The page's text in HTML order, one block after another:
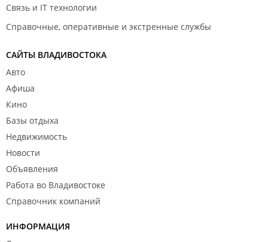
Связь и IT технологии
Справочные, оперативные и экстренные службы
САЙТЫ ВЛАДИВОСТОКА
Авто
Афиша
Кино
Базы отдыха
Недвижимость
Новости
Объявления
Работа во Владивостоке
Справочник компаний
ИНФОРМАЦИЯ